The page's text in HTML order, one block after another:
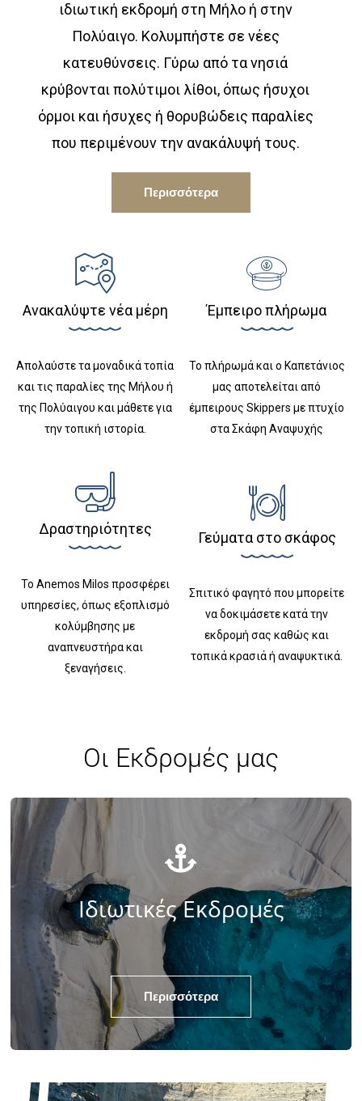
ιδιωτική εκδρομή στη Μήλο ή στην
Πολύαιγο. Κολυμπήστε σε νέες
κατευθύνσεις. Γύρω από τα νησιά
κρύβονται πολύτιμοι λίθοι, όπως ήσυχοι
όρμοι και ήσυχες ή θορυβώδεις παραλίες
που περιμένουν την ανακάλυψή τους.
Περισσότερα
Ανακαλύψτε νέα μέρη
Απολαύστε τα μοναδικά τοπία
και τις παραλίες της Μήλου ή
της Πολύαιγου και μάθετε για
την τοπική ιστορία.
Έμπειρο πλήρωμα
Το πλήρωμά και ο Καπετάνιος
μας αποτελείται από
έμπειρους Skippers με πτυχίο
στα Σκάφη Αναψυχής
Δραστηριότητες
Το Anemos Milos προσφέρει
υπηρεσίες, όπως εξοπλισμό
κολύμβησης με
αναπνευστήρα και
ξεναγήσεις.
Γεύματα στο σκάφος
Σπιτικό φαγητό που μπορείτε
να δοκιμάσετε κατά την
εκδρομή σας καθώς και
τοπικά κρασιά ή αναψυκτικά.
Οι Εκδρομές μας
Ιδιωτικές Εκδρομές
Περισσότερα